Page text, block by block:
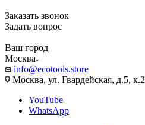
Заказать звонок
Задать вопрос
Ваш город
Москва
info@ecotools.store
Москва, ул. Гвардейская, д.5, к.2
YouTube
WhatsApp